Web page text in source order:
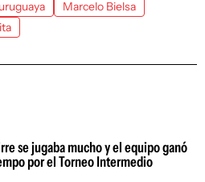
Marcelo Bielsa
se jugaba mucho y el equipo ganó
por el Torneo Intermedio